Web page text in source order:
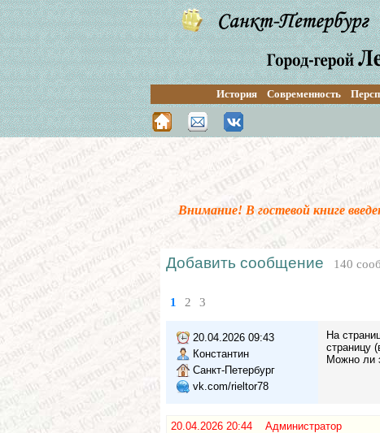
История Современность
Внимание! В гостевой книге
Добавить сообщение 140
1 2 3
20.04.2026 09:43
Константин
Санкт-Петербург
vk.com/rieltor78
На
страницу
Можно ли
20.04.2026 20:44 Администратор